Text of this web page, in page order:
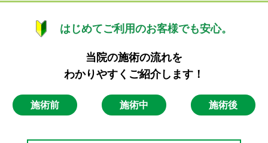
はじめてご利用のお客様でも安心。
当院の施術の流れを
わかりやすくご紹介します！
施術前 施術中 施術後